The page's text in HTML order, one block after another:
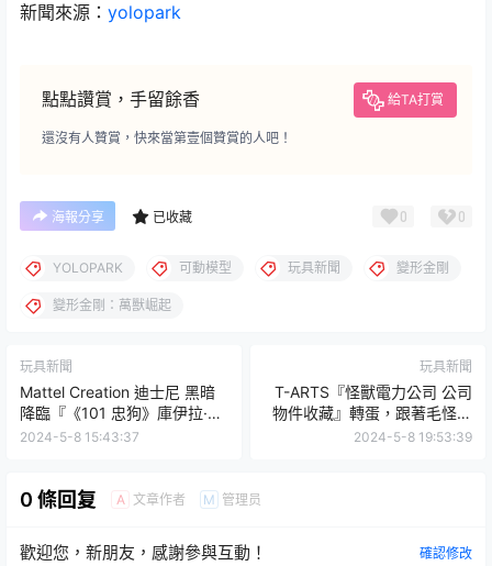
新聞來源： yolopark
點點讚賞，手留餘香 給TA打賞
還沒有人贊賞，快來當第壹個贊賞的人吧！
海報分享 已收藏 0 0
YOLOPARK 可動模型 玩具新聞 變形金剛
變形金剛：萬獸崛起
玩具新聞
Mattel Creation 迪士尼 黑暗
降臨『《101 忠狗》庫伊拉·德·
威爾』收藏娃娃，高質感詮釋
2024-5-8 15:43:37
玩具新聞
T-ARTS『怪獸電力公司 公司
物件收藏』轉蛋，跟著毛怪和
大眼仔一起到公司上班吧！
2024-5-8 19:53:39
0 條回复 A 文章作者 M 管理员
歡迎您，新朋友，感謝參與互動！ 確認修改